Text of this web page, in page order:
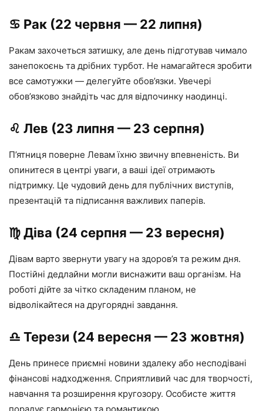
♋️ Рак (22 червня — 22 липня)
Ракам захочеться затишку, але день підготував чимало
занепокоєнь та дрібних турбот. Не намагайтеся зробити
все самотужки — делегуйте обов’язки. Увечері
обов’язково знайдіть час для відпочинку наодинці.
♌️ Лев (23 липня — 23 серпня)
П’ятниця поверне Левам їхню звичну впевненість. Ви
опинитеся в центрі уваги, а ваші ідеї отримають
підтримку. Це чудовий день для публічних виступів,
презентацій та підписання важливих паперів.
♍️ Діва (24 серпня — 23 вересня)
Дівам варто звернути увагу на здоров’я та режим дня.
Постійні дедлайни могли виснажити ваш організм. На
роботі дійте за чітко складеним планом, не
відволікайтеся на другорядні завдання.
♎️ Терези (24 вересня — 23 жовтня)
День принесе приємні новини здалеку або несподівані
фінансові надходження. Сприятливий час для творчості,
навчання та розширення кругозору. Особисте життя